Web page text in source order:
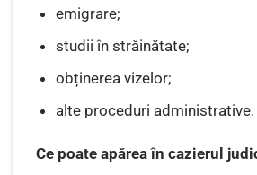
emigrare;
studii în străinătate;
obținerea vizelor;
alte proceduri administrative.
Ce poate apărea în cazierul